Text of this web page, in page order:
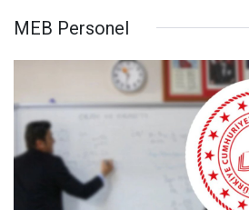
MEB Personel